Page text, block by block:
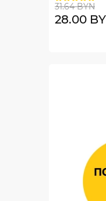
31.64 BYN
28.00